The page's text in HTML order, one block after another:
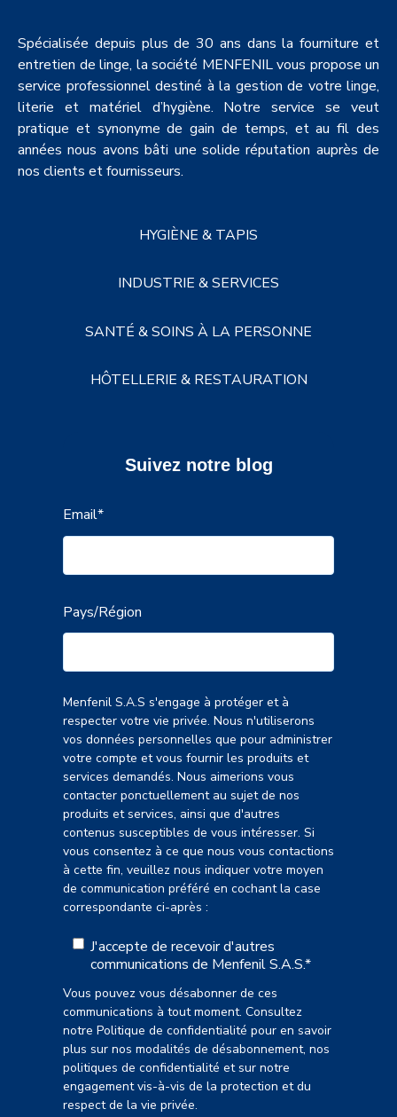
Spécialisée depuis plus de 30 ans dans la fourniture et
entretien de linge, la société MENFENIL vous propose un
service professionnel destiné à la gestion de votre linge,
literie et matériel d’hygiène. Notre service se veut
pratique et synonyme de gain de temps, et au fil des
années nous avons bâti une solide réputation auprès de
nos clients et fournisseurs.
HYGIÈNE & TAPIS
INDUSTRIE & SERVICES
SANTÉ & SOINS À LA PERSONNE
HÔTELLERIE & RESTAURATION
Suivez notre blog
Email*
Pays/Région
Menfenil S.A.S s'engage à protéger et à
respecter votre vie privée. Nous n'utiliserons
vos données personnelles que pour administrer
votre compte et vous fournir les produits et
services demandés. Nous aimerions vous
contacter ponctuellement au sujet de nos
produits et services, ainsi que d'autres
contenus susceptibles de vous intéresser. Si
vous consentez à ce que nous vous contactions
à cette fin, veuillez nous indiquer votre moyen
de communication préféré en cochant la case
correspondante ci-après :
J'accepte de recevoir d'autres
communications de Menfenil S.A.S.*
Vous pouvez vous désabonner de ces
communications à tout moment. Consultez
notre Politique de confidentialité pour en savoir
plus sur nos modalités de désabonnement, nos
politiques de confidentialité et sur notre
engagement vis-à-vis de la protection et du
respect de la vie privée.